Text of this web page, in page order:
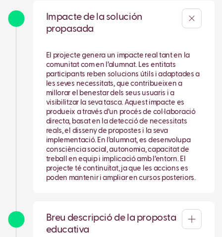
Impacte de la solución
propasada
El projecte genera un impacte real tant en la
comunitat com en l’alumnat. Les entitats
participants reben solucions útils i adaptades a
les seves necessitats, que contribueixen a
millorar el benestar dels seus usuaris i a
visibilitzar la seva tasca. Aquest impacte es
produeix a través d’un procés de col·laboració
directa, basat en la detecció de necessitats
reals, el disseny de propostes i la seva
implementació. En l’alumnat, es desenvolupa
consciència social, autonomia, capacitat de
treball en equip i implicació amb l’entorn. El
projecte té continuïtat, ja que les accions es
poden mantenir i ampliar en cursos posteriors.
Breu descripció de la proposta
educativa